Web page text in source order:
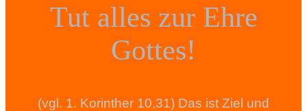
Tut alles zur Ehre
Gottes!
(vgl. 1. Korinther 10,31) Das ist Ziel und